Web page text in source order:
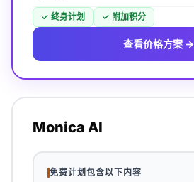
✓ 终身计划 ✓ 附加积分
查看价格方案 →
Monica AI
免费计划包含以下内容